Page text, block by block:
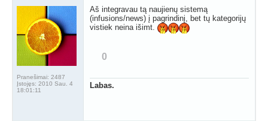
Pranešimai: 2487
Įstojęs: 2010 Sau. 4
18:01:11
Aš integravau tą naujienų sistemą
(infusions/news) į pagrindinį, bet tų kategorijų
vistiek neina išimt.
0
Labas.